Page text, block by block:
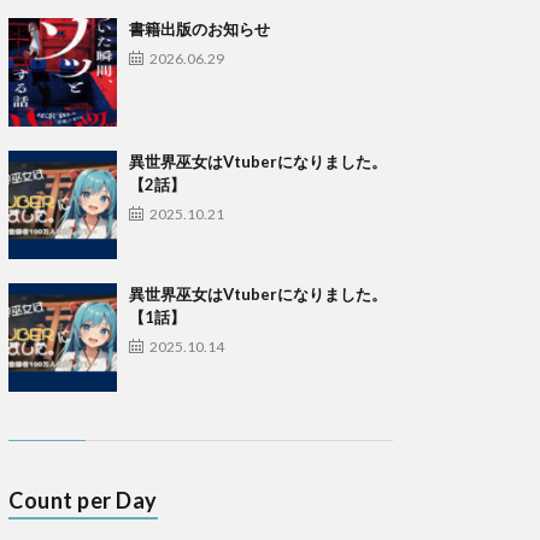
書籍出版のお知らせ
2026.06.29
異世界巫女はVtuberになりました。
【2話】
2025.10.21
異世界巫女はVtuberになりました。
【1話】
2025.10.14
Count per Day